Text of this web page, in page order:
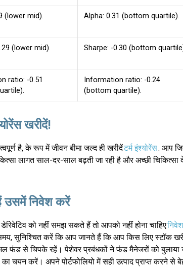
(lower mid). Alpha: 0.31 (bottom quartile).
(lower mid). Sharpe: -0.30 (bottom
ratio: -0.51
Information ratio: -0.24
(bottom quartile).
खरीदें!
है, के रूप में जीवन बीमा जल्द ही खरीदेंटर्म इंश्योरेंस. आप
लागत साल-दर-साल बढ़ती जा रही है और अच्छी
उसमें निवेश करें
को नहीं समझ सकते हैं तो आपको नहीं होना चाहिएनिवेश
सुनिश्चित करें कि आप जानते हैं कि आप किस लिए स्टॉक
फंड से चिपके रहें। पेशेवर प्रबंधकों ने फंड मैनेजरों को
करें। अपने पोर्टफोलियो में सही उत्पाद प्राप्त करने से